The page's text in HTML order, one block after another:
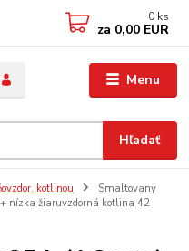
Menu
Hľadať
0 ks
za 0,00 EUR
kotlinou
Smaltovaný
nízka žiaruvzdorná kotlina 42